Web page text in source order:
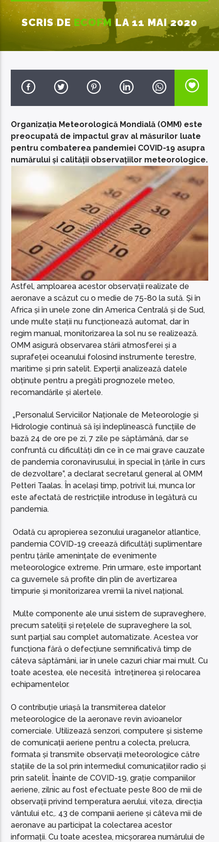
EcoFM Chisinau
SCRIS DE ECOFM LA 11 MAI 2020
Organizația Meteorologică Mondială (OMM) este
preocupată de impactul grav al măsurilor luate
pentru combaterea pandemiei COVID-19 asupra
numărului și calității observațiilor meteorologice.
Astfel, amploarea acestor observații realizate de
aeronave a scăzut cu o medie de 75-80 la sută. Și în
Africa și în unele zone din America Centrală și de Sud,
unde multe stații nu funcționează automat, dar în
regim manual, monitorizarea la sol nu se realizează.
OMM asigură observarea stării atmosferei și a
suprafeței oceanului folosind instrumente terestre,
maritime și prin satelit. Experții analizează datele
obținute pentru a pregăti prognozele meteo,
recomandările și alertele.
„Personalul Serviciilor Naționale de Meteorologie și
Hidrologie continuă să își îndeplinească funcțiile de
bază 24 de ore pe zi, 7 zile pe săptămână, dar se
confruntă cu dificultăți din ce în ce mai grave cauzate
de pandemia coronavirusului, în special în țările în curs
de dezvoltare”, a declarat secretarul general al OMM
Petteri Taalas. În același timp, potrivit lui, munca lor
este afectată de restricțiile introduse în legătură cu
pandemia.
Odată cu apropierea sezonului uraganelor atlantice,
pandemia COVID-19 creează dificultăți suplimentare
pentru țările amenințate de evenimente
meteorologice extreme. Prin urmare, este important
ca guvernele să profite din plin de avertizarea
timpurie și monitorizarea vremii la nivel național.
Multe componente ale unui sistem de supraveghere,
precum sateliții și rețelele de supraveghere la sol,
sunt parțial sau complet automatizate. Acestea vor
funcționa fără o defecțiune semnificativă timp de
câteva săptămâni, iar în unele cazuri chiar mai mult. Cu
toate acestea, ele necesită întreținerea și relocarea
echipamentelor.
O contribuție uriașă la transmiterea datelor
meteorologice de la aeronave revin avioanelor
comerciale. Utilizează senzori, computere și sisteme
de comunicații aeriene pentru a colecta, prelucra,
formata și transmite observații meteorologice către
stațiile de la sol prin intermediul comunicațiilor radio și
prin satelit. Înainte de COVID-19, grație companiilor
aeriene, zilnic au fost efectuate peste 800 de mii de
observații privind temperatura aerului, viteza, direcția
vântului etc,. 43 de companii aeriene și câteva mii de
aeronave au participat la colectarea acestor
informații. Cu toate acestea, micșorarea numărului de